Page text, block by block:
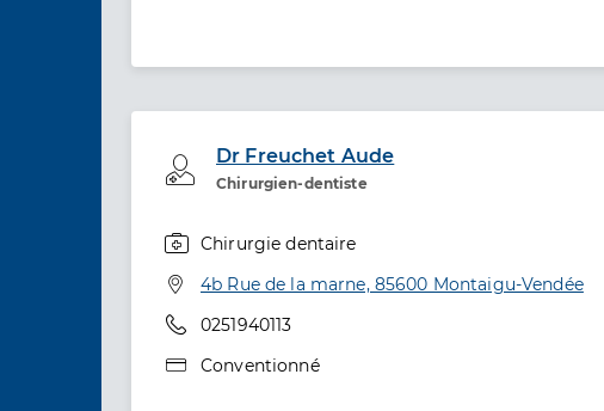
Dr Freuchet Aude
Chirurgien-dentiste
Professionel de santé
Chirurgie dentaire
Adresse
4b Rue de la marne, 85600 Montaigu-Vendée
Téléphone
0251940113
Type de convention
Conventionné